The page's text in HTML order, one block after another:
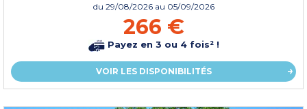
du 29/08/2026 au 05/09/2026
266 €
Payez en 3 ou 4 fois² !
VOIR LES DISPONIBILITÉS